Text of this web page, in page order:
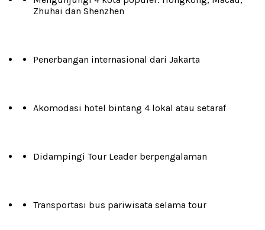
Zhuhai dan Shenzhen
Penerbangan internasional dari Jakarta
Akomodasi hotel bintang 4 lokal atau setaraf
Didampingi Tour Leader berpengalaman
Transportasi bus pariwisata selama tour